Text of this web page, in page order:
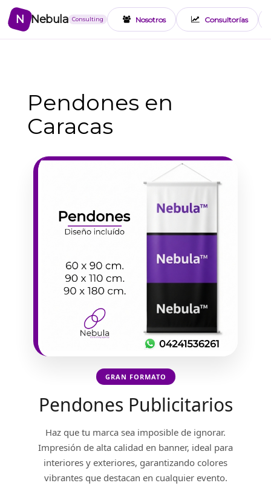
N Nebula Consulting Nosotros Consultorías
Pendones en
Caracas
GRAN FORMATO
Pendones Publicitarios
Haz que tu marca sea imposible de ignorar.
Impresión de alta calidad en banner, ideal para
interiores y exteriores, garantizando colores
vibrantes que destacan en cualquier evento.